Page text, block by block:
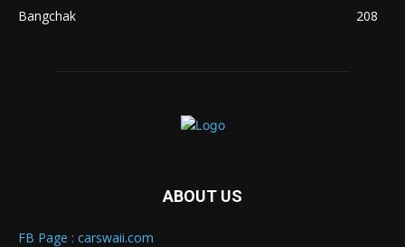
Bangchak
208
ABOUT US
FB Page : carswaii.com